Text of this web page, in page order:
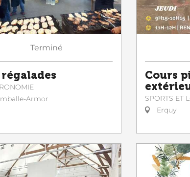
Terminé
régalades
Armor
Cours
SPORTS ET
Erquy